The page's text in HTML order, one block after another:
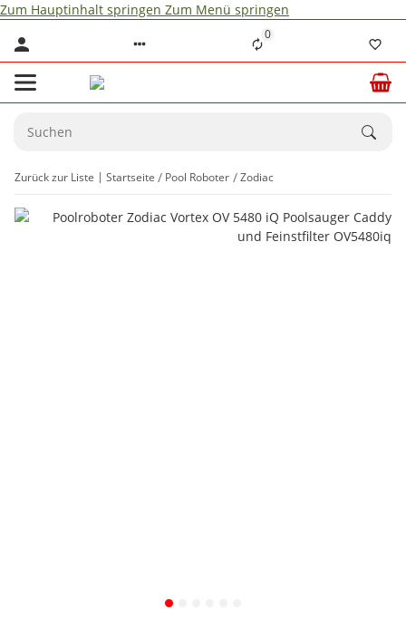
Zum Hauptinhalt springen Zum Menü springen
0
Zurück zur Liste Startseite Pool Roboter Zodiac